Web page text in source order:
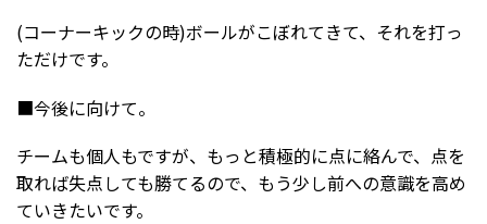
(コーナーキックの時)ボールがこぼれてきて、それを打っ
ただけです。
■今後に向けて。
チームも個人もですが、もっと積極的に点に絡んで、点を
取れば失点しても勝てるので、もう少し前への意識を高め
ていきたいです。